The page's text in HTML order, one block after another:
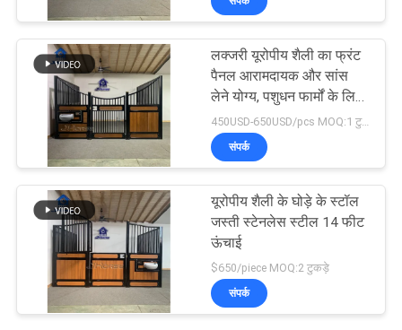
इस्पात फार्म गेट्स
21
पशुधन हैंडलिंग उपकरण
लक्जरी यूरोपीय शैली का फ्रंट
पैनल आरामदायक और सांस
लेने योग्य, पशुधन फार्मों के लिए
उपयुक्त
450USD-650USD/pcs MOQ:1 टुकड़ा
संपर्क
यूरोपीय शैली के घोड़े के स्टॉल
जस्ती स्टेनलेस स्टील 14 फीट
ऊंचाई
$650/piece MOQ:2 टुकड़े
संपर्क